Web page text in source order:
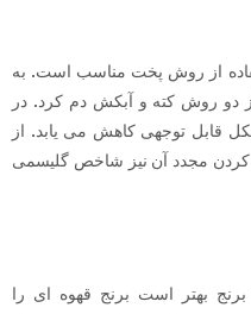
از روش پخت مناسب است. به
دو روش کته و آبکش دم کرد. در
قابل توجهی کاهش می یابد. از
کردن مجدد آن نیز شاخص گلیسمی
بهتر است برنج قهوه ای را